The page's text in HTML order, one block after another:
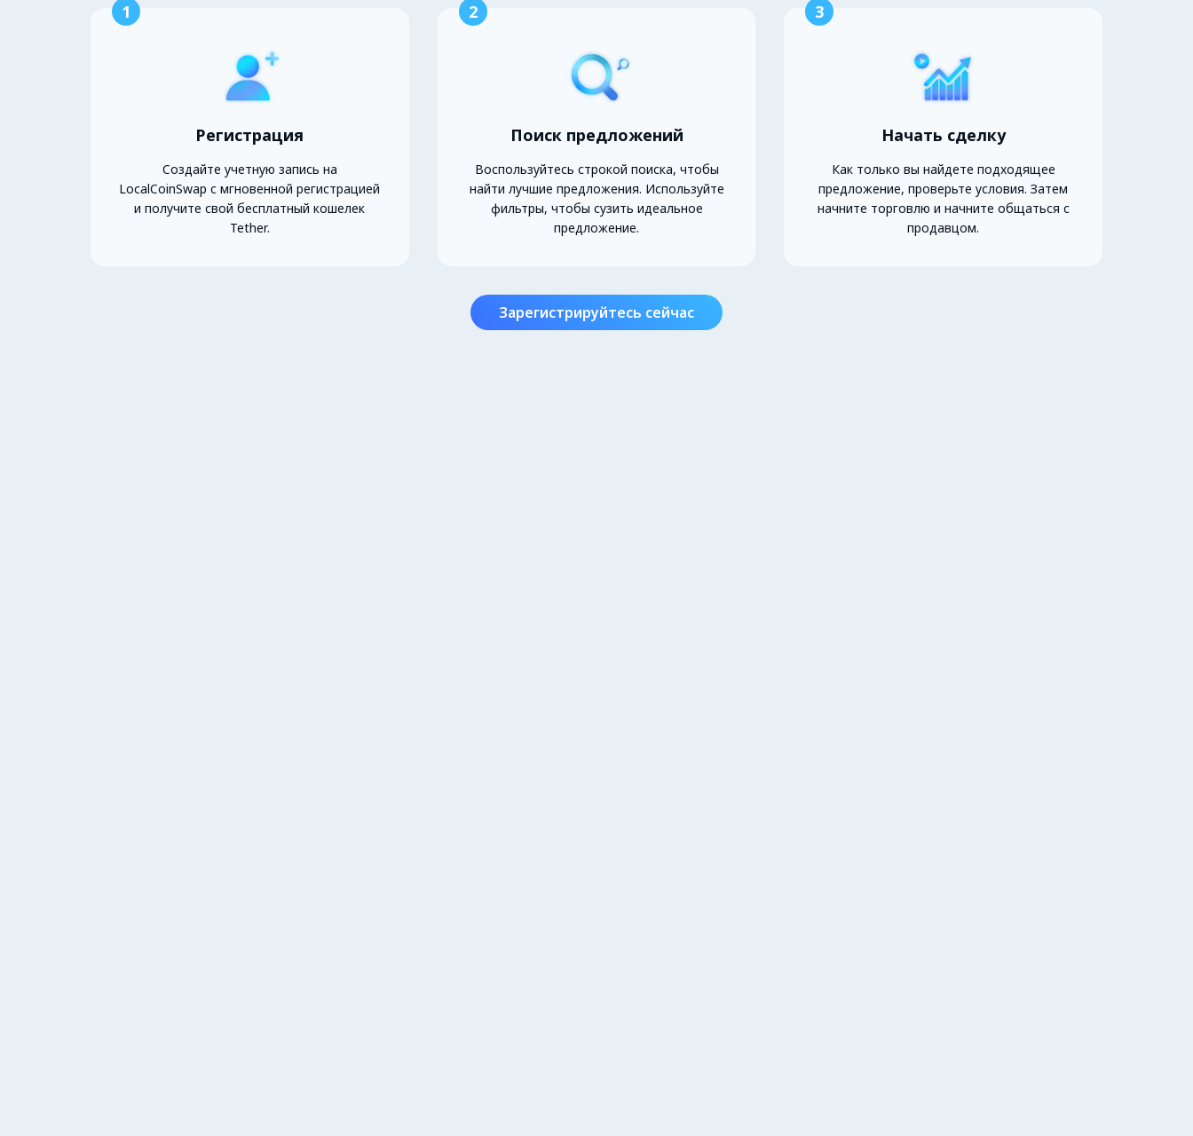
1
Регистрация
Создайте учетную запись на
LocalCoinSwap с мгновенной регистрацией
и получите свой бесплатный кошелек
Tether.
2
Поиск предложений
Воспользуйтесь строкой поиска, чтобы
найти лучшие предложения. Используйте
фильтры, чтобы сузить идеальное
предложение.
3
Начать сделку
Как только вы найдете подходящее
предложение, проверьте условия. Затем
начните торговлю и начните общаться с
продавцом.
Зарегистрируйтесь сейчас